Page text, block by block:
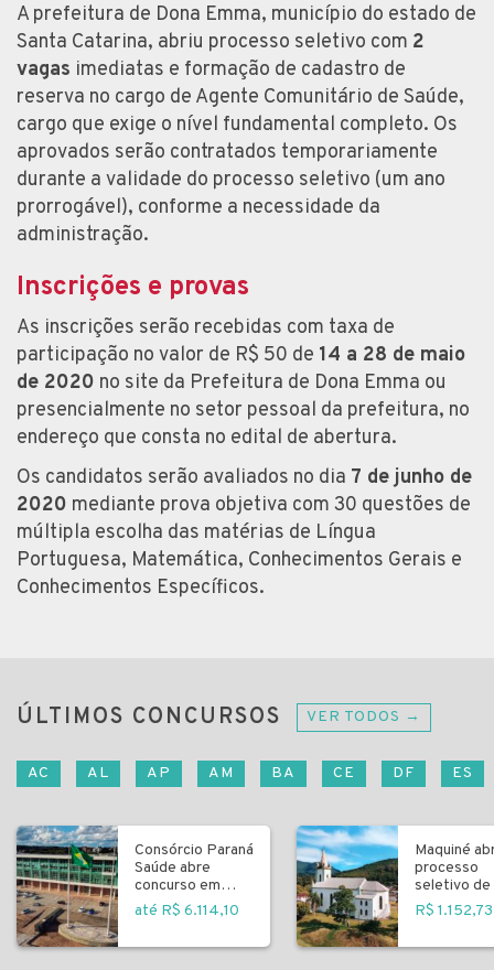
A prefeitura de Dona Emma, município do estado de
Santa Catarina, abriu processo seletivo com 2
vagas imediatas e formação de cadastro de
reserva no cargo de Agente Comunitário de Saúde,
cargo que exige o nível fundamental completo. Os
aprovados serão contratados temporariamente
durante a validade do processo seletivo (um ano
prorrogável), conforme a necessidade da
administração.
Inscrições e provas
As inscrições serão recebidas com taxa de
participação no valor de R$ 50 de 14 a 28 de maio
de 2020 no site da Prefeitura de Dona Emma ou
presencialmente no setor pessoal da prefeitura, no
endereço que consta no edital de abertura.
Os candidatos serão avaliados no dia 7 de junho de
2020 mediante prova objetiva com 30 questões de
múltipla escolha das matérias de Língua
Portuguesa, Matemática, Conhecimentos Gerais e
Conhecimentos Específicos.
ÚLTIMOS CONCURSOS VER TODOS →
AC AL AP AM BA CE DF ES
Consórcio Paraná
Saúde abre
concurso em
Curitiba
até R$ 6.114,10
Maquiné
processo
seletivo de
R$ 1.152,73